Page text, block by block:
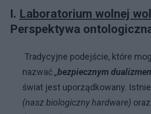
I. Laboratorium wolnej
Perspektywa
Tradycyjne podejście, które
nazwać„bezpiecznym
świat jest uporządkowany.
(nasz biologiczny hardware)